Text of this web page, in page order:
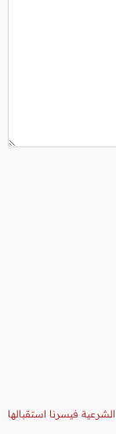
فيسرنا استقبالها